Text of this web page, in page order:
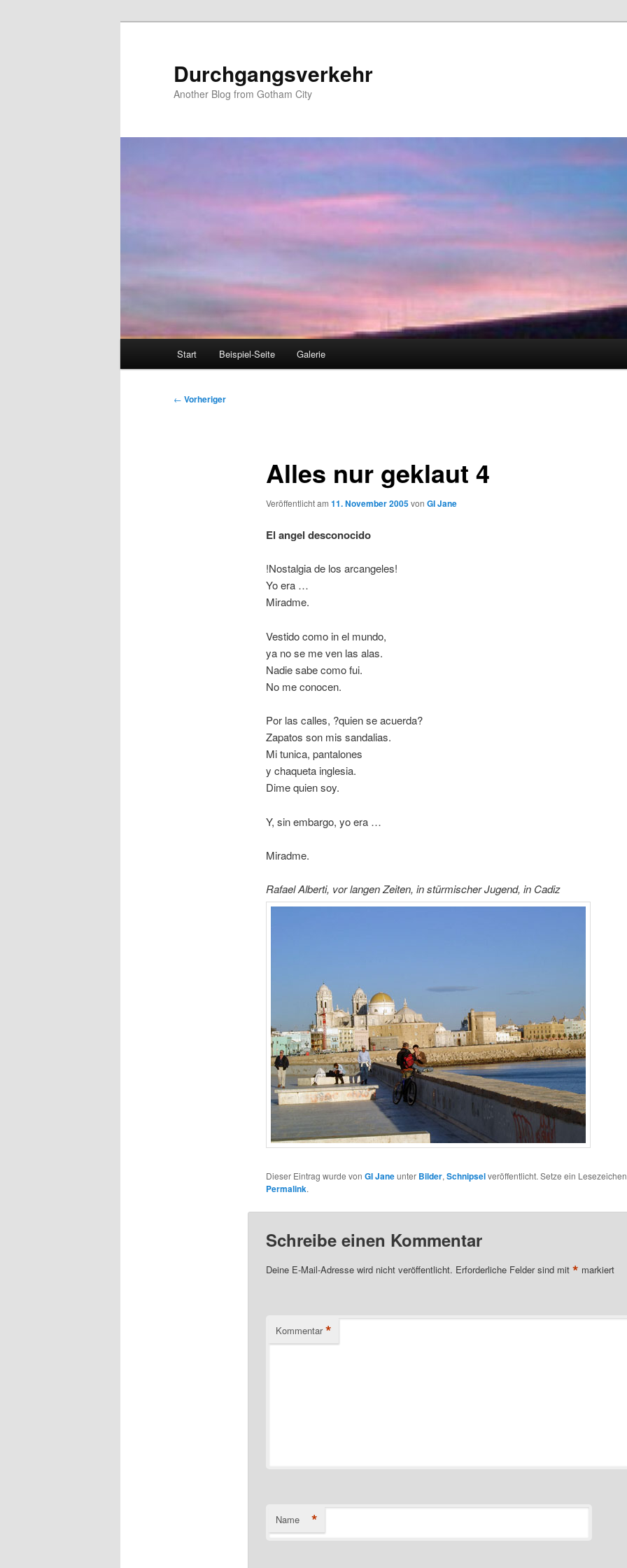
Durchgangsverkehr
Another Blog from Gotham City
Start Beispiel-Seite Galerie
Beitragsnavigation
← Vorheriger
Alles nur geklaut 4
Veröffentlicht am 11. November 2005von GI Jane
El angel desconocido
!Nostalgia de los arcangeles!
Yo era …
Miradme.
Vestido como in el mundo,
ya no se me ven las alas.
Nadie sabe como fui.
No me conocen.
Por las calles, ?quien se acuerda?
Zapatos son mis sandalias.
Mi tunica, pantalones
y chaqueta inglesia.
Dime quien soy.
Y, sin embargo, yo era …
Miradme.
Rafael Alberti, vor langen Zeiten, in stürmischer Jugend, in Cadiz
Dieser Eintrag wurde von GI Janeunter Bilder, Schnipselveröffentlicht. Setze ein
Permalink.
Schreibe einen Kommentar
Deine E-Mail-Adresse wird nicht veröffentlicht. Erforderliche Felder sind mit * markiert
Kommentar *
Name *